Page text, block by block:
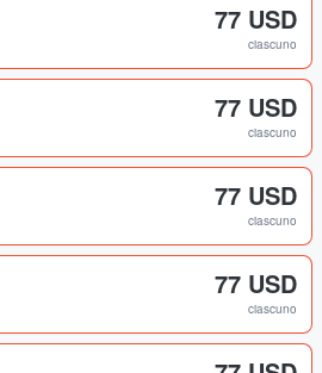
77 USD
ciascuno
77 USD
ciascuno
77 USD
ciascuno
77 USD
ciascuno